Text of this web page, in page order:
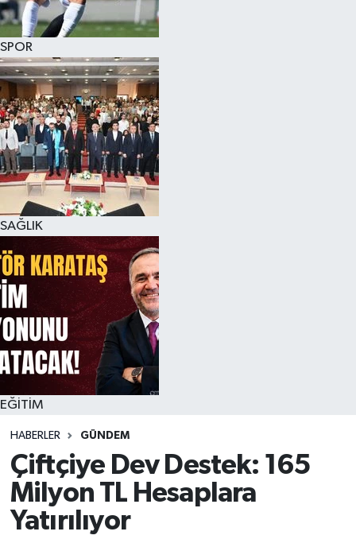
SPOR
SAĞLIK
EĞİTİM
HABERLER GÜNDEM
Çiftçiye Dev Destek: 165
Milyon TL Hesaplara
Yatırılıyor